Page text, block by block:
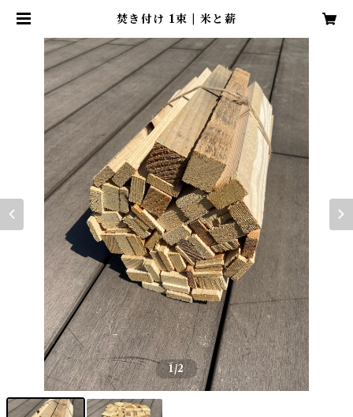
焚き付け 1束 | 米と薪
1/2